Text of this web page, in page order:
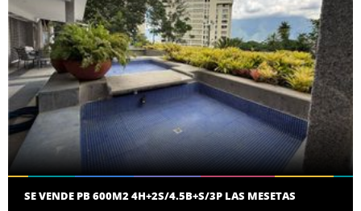
SE VENDE PB 600M2 4H+2S/4.5B+S/3P LAS MESETAS